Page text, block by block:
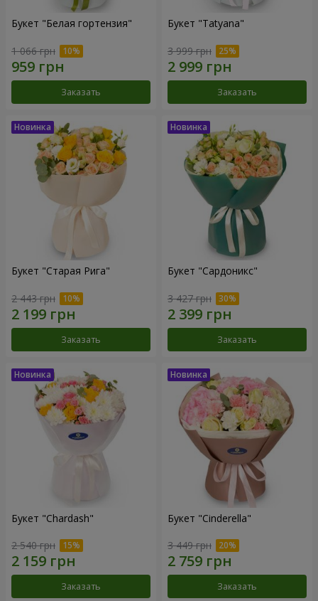
Букет "Белая гортензия"
1 066 грн
Заказать
Букет "Tatyana"
3 999 грн
Заказать
Букет "Старая Рига"
2 443 грн
Заказать
Букет "Сардоникс"
3 427 грн
Заказать
Букет "Chardash"
2 540 грн
Заказать
Букет "Cinderella"
3 449 грн
Заказать